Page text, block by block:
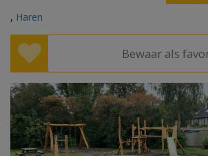
, Haren
Bewaar als